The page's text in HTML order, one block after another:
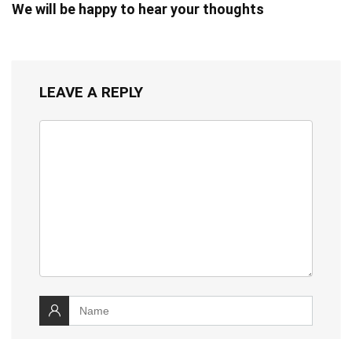
We will be happy to hear your thoughts
LEAVE A REPLY